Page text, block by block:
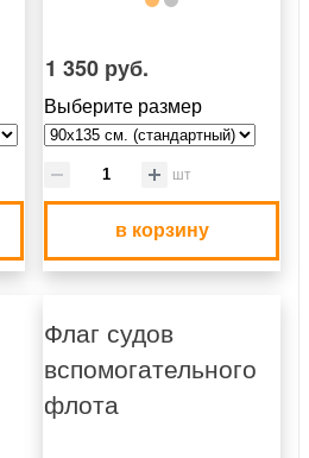
1 350 руб.
Выберите размер
шт
в корзину
Флаг судов
вспомогательного
флота